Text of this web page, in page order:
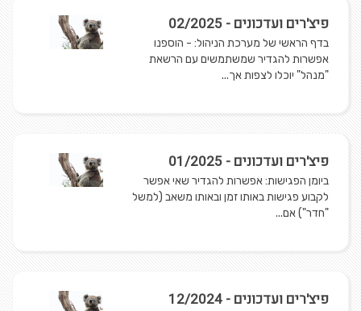
פיצ'רים ועדכונים - 02/2025
בדף הראשי של מערכת הניהול: - הוספנו
אפשרות להגדיר שמשתמשים עם הרשאת
"מנהל" יוכלו לצפות אך...
פיצ'רים ועדכונים - 01/2025
ביומן הפגישות: אפשרות להגדיר שאי אפשר
לקבוע פגישות באותו זמן ובאותו משאב (למשל
"חדר") אם...
פיצ'רים ועדכונים - 12/2024